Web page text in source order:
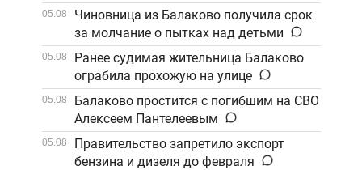
05.08
Чиновница из Балаково получила срок
за молчание о пытках над детьми
05.08
Ранее судимая жительница Балаково
ограбила прохожую на улице
05.08
Балаково простится с погибшим на СВО
Алексеем Пантелеевым
05.08
Правительство запретило экспорт
бензина и дизеля до февраля